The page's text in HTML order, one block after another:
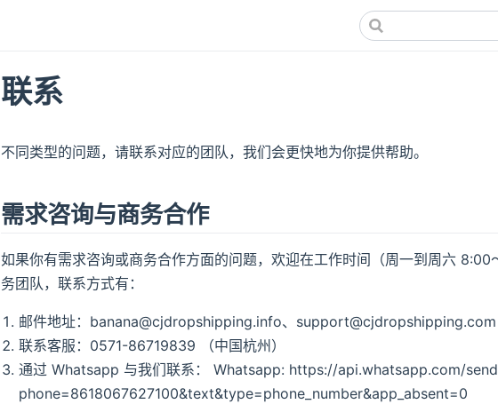
联系
不同类型的问题，请联系对应的团队，我们会更快地为你提供帮助。
需求咨询与商务合作
如果你有需求咨询或商务合作方面的问题，欢迎在工作时间（周一到周六
务团队，联系方式有：
邮件地址：banana@cjdropshipping.info、support@cjdropshipping.com
联系客服：0571-86719839 （中国杭州）
通过 Whatsapp 与我们联系： Whatsapp: https://api.whatsapp.com/
phone=8618067627100&text&type=phone_number&app_absent=0